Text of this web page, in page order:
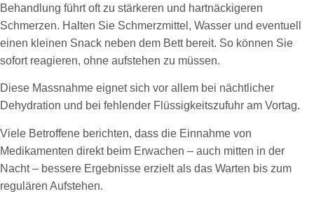
Behandlung führt oft zu stärkeren und hartnäckigeren
Schmerzen. Halten Sie Schmerzmittel, Wasser und eventuell
einen kleinen Snack neben dem Bett bereit. So können Sie
sofort reagieren, ohne aufstehen zu müssen.
Diese Massnahme eignet sich vor allem bei nächtlicher
Dehydration und bei fehlender Flüssigkeitszufuhr am Vortag.
Viele Betroffene berichten, dass die Einnahme von
Medikamenten direkt beim Erwachen – auch mitten in der
Nacht – bessere Ergebnisse erzielt als das Warten bis zum
regulären Aufstehen.